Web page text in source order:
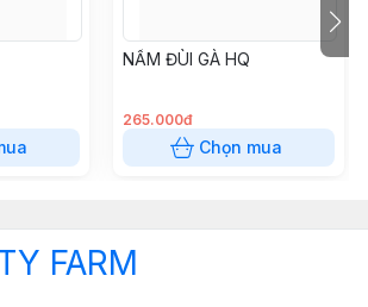
NẤM ĐÙI GÀ HQ
265.000đ
Chọn mua
FARM